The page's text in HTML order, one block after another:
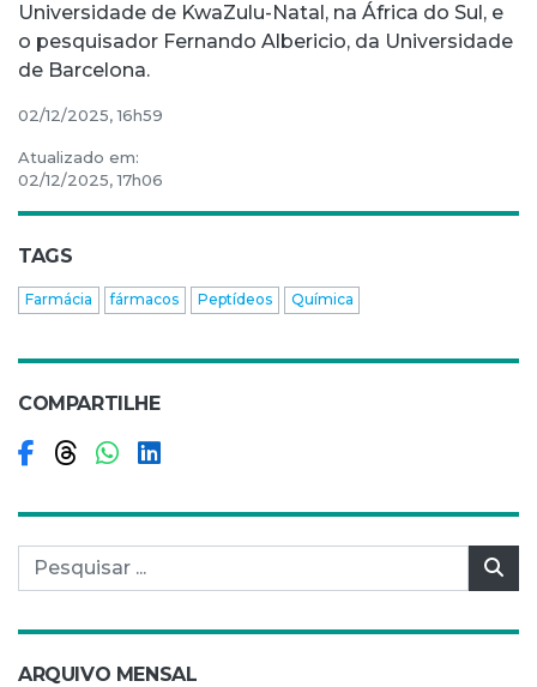
Universidade de KwaZulu-Natal, na África do Sul, e
o pesquisador Fernando Albericio, da Universidade
de Barcelona.
02/12/2025, 16h59
Atualizado em:
02/12/2025, 17h06
TAGS
Farmácia fármacos Peptídeos Química
COMPARTILHE
Compartilhar no Facebook
Compartilhar no Threads
Compartilhar no WhatsApp
Compartilhar no LinkedIn
Pesquisar por:
ARQUIVO MENSAL